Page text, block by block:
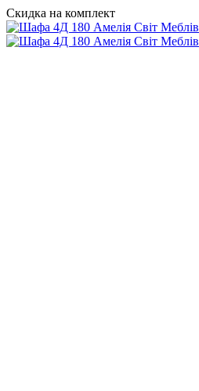
Скидка на комплект